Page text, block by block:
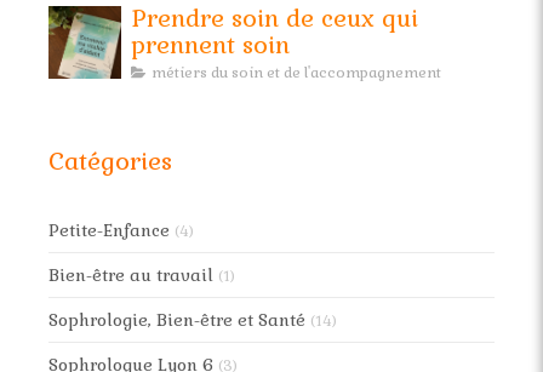
Prendre soin de ceux qui
prennent soin
métiers du soin et de l'accompagnement
Catégories
Petite-Enfance (4)
Bien-être au travail (1)
Sophrologie, Bien-être et Santé (14)
Sophrologue Lyon 6 (3)